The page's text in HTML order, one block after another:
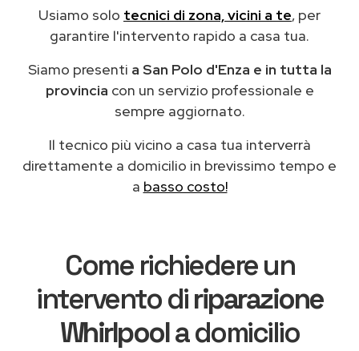
Usiamo solo tecnici di zona, vicini a te, per
garantire l'intervento rapido a casa tua.
Siamo presenti a San Polo d'Enza e in tutta la
provincia con un servizio professionale e
sempre aggiornato.
Il tecnico più vicino a casa tua interverrà
direttamente a domicilio in brevissimo tempo e
a basso costo!
Come richiedere un
intervento diriparazione
Whirlpoola domicilio